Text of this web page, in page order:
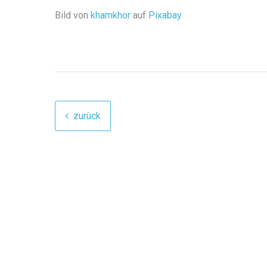
Bild von khamkhor auf Pixabay
zurück